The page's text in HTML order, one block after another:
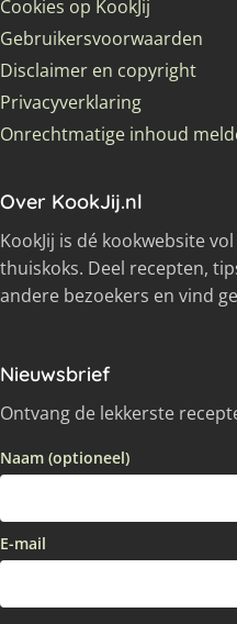
Cookies op KookJij
Gebruikersvoorwaarden
Disclaimer en copyright
Privacyverklaring
Onrechtmatige inhoud
Over KookJij.nl
KookJij is dé kookwebsite
thuiskoks. Deel recepten,
andere bezoekers en vind
Nieuwsbrief
Ontvang de lekkerste
Naam (optioneel)
E-mail